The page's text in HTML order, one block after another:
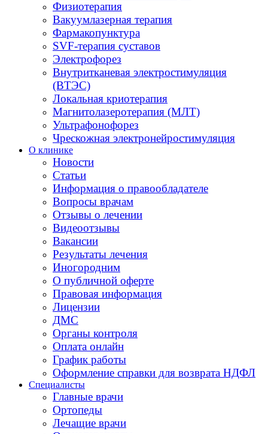
Физиотерапия
Вакуумлазерная терапия
Фармакопунктура
SVF-терапия суставов
Электрофорез
Внутритканевая электростимуляция
(ВТЭС)
Локальная криотерапия
Магнитолазеротерапия (МЛТ)
Ультрафонофорез
Чрескожная электронейростимуляция
О клинике
Новости
Статьи
Информация о правообладателе
Вопросы врачам
Отзывы о лечении
Видеоотзывы
Вакансии
Результаты лечения
Иногородним
О публичной оферте
Правовая информация
Лицензии
ДМС
Органы контроля
Оплата онлайн
График работы
Оформление справки для возврата НДФЛ
Специалисты
Главные врачи
Ортопеды
Лечащие врачи